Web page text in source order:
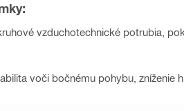
vzduchotechnické potrubia,
voči bočnému pohybu, zníženie